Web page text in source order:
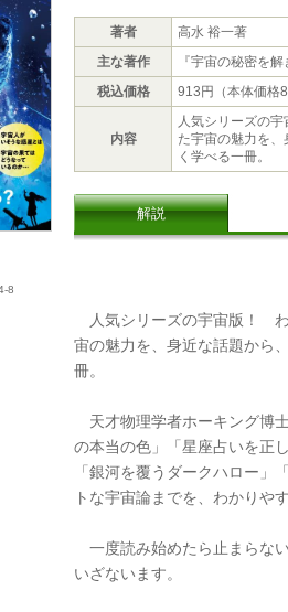
8
著者
高水 裕一著
主な著作
『宇宙の秘密を
税込価格
913円（本体価格
内容
人気シリーズの
た宇宙の魅力を
く学べる一冊。
解説
人気シリーズの宇宙版！ わ
宙の魅力を、身近な話題から
冊。
天才物理学者ホーキング博
の本当の色」「星座占いを正
「銀河を覆うダークハロー」
トな宇宙論までを、わかりや
一度読み始めたら止まらな
いざないます。